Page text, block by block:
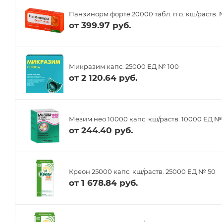
Панзинорм форте 20000 табл. п.о. кш/раств.
от 399.97 руб.
Микразим капс. 25000 ЕД № 100
от 2 120.64 руб.
Мезим нео 10000 капс. кш/раств. 10000 ЕД
от 244.40 руб.
Креон 25000 капс. кш/раств. 25000 ЕД № 50
от 1 678.84 руб.